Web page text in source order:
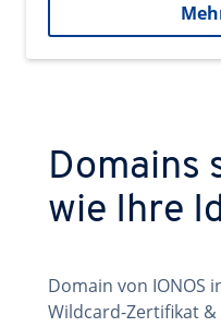
Domains
wie Ihre
Domain von IONOS
Wildcard-Zertifikat &